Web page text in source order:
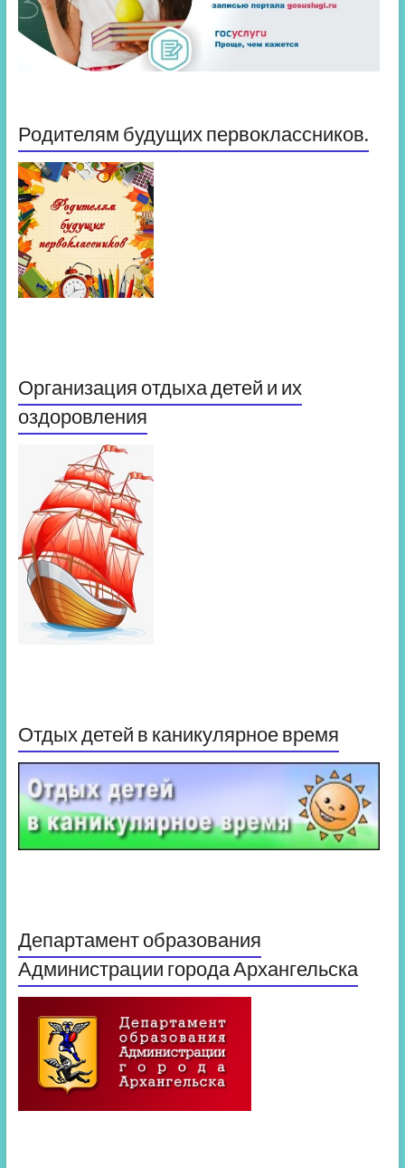
Родителям будущих первоклассников.
Организация отдыха детей и их
оздоровления
Отдых детей в каникулярное время
Департамент образования
Администрации города Архангельска